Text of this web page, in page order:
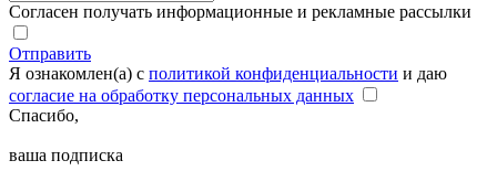
Согласен получать информационные и рекламные рассылки
Отправить
Я ознакомлен(а) с политикой конфиденциальности и даю
согласие на обработку персональных данных
Спасибо,
ваша подписка